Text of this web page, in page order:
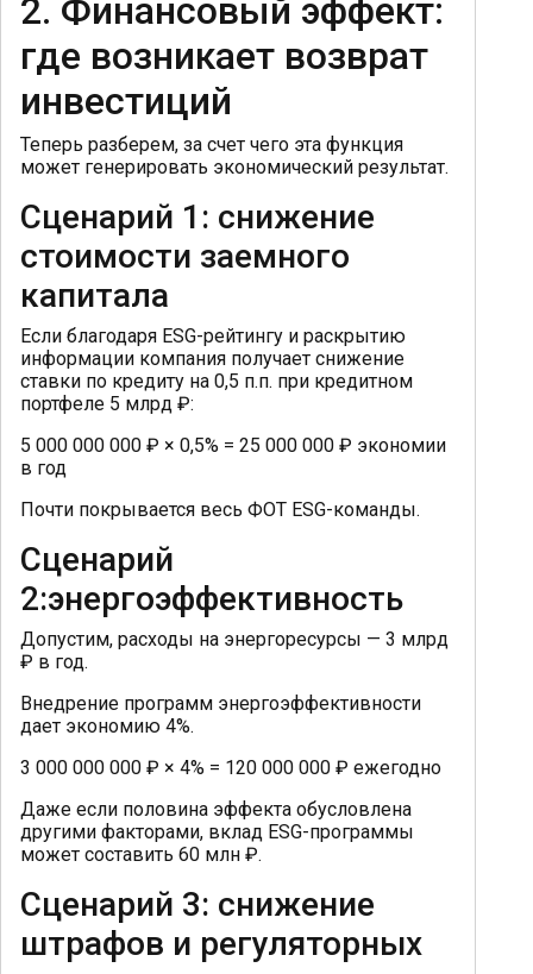
2. Финансовый эффект:
где возникает возврат
инвестиций
Теперь разберем, за счет чего эта функция
может генерировать экономический результат.
Сценарий 1: снижение
стоимости заемного
капитала
Если благодаря ESG-рейтингу и раскрытию
информации компания получает снижение
ставки по кредиту на 0,5 п.п. при кредитном
портфеле 5 млрд ₽:
5 000 000 000 ₽ × 0,5% = 25 000 000 ₽ экономии
в год
Почти покрывается весь ФОТ ESG-команды.
Сценарий
2:энергоэффективность
Допустим, расходы на энергоресурсы — 3 млрд
₽ в год.
Внедрение программ энергоэффективности
дает экономию 4%.
3 000 000 000 ₽ × 4% = 120 000 000 ₽ ежегодно
Даже если половина эффекта обусловлена
другими факторами, вклад ESG-программы
может составить 60 млн ₽.
Сценарий 3: снижение
штрафов и регуляторных